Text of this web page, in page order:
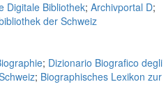
Digitale Bibliothek; Archivportal D;
der Schweiz
; Dizionario Biografico degli
; Biographisches Lexikon zur